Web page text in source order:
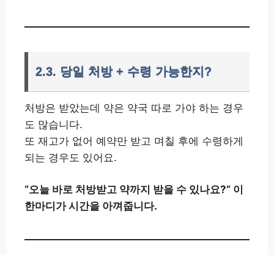
2.3. 당일 처방 + 수령 가능한지?
처방은 받았는데 약은 약국 따로 가야 하는 경우
도 많습니다.
또 재고가 없어 예약만 받고 며칠 후에 수령하게
되는 경우도 있어요.
“오늘 바로 처방받고 약까지 받을 수 있나요?” 이
한마디가 시간을 아껴줍니다.